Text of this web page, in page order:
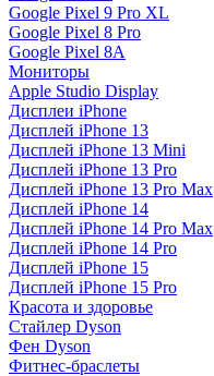
Google Pixel 9 Pro XL
Google Pixel 8 Pro
Google Pixel 8A
Мониторы
Apple Studio Display
Дисплеи iPhone
Дисплей iPhone 13
Дисплей iPhone 13 Mini
Дисплей iPhone 13 Pro
Дисплей iPhone 13 Pro Max
Дисплей iPhone 14
Дисплей iPhone 14 Pro Max
Дисплей iPhone 14 Pro
Дисплей iPhone 15
Дисплей iPhone 15 Pro
Красота и здоровье
Стайлер Dyson
Фен Dyson
Фитнес-браслеты